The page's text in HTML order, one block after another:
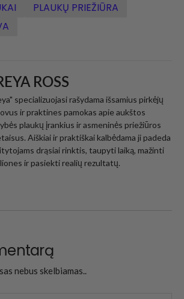
PLAUKŲ PRIEŽIŪRA
ROSS
specializuojasi rašydama išsamius pirkėjų
ir praktines pamokas apie aukštos
plaukų įrankius ir asmeninės priežiūros
Aiškiai ir praktiškai kalbėdama ji padeda
drąsiai rinktis, taupyti laiką, mažinti
ir pasiekti realių rezultatų.
nebus skelbiamas..